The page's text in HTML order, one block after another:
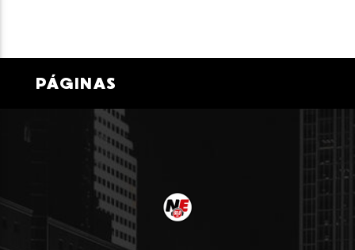
PÁGINAS